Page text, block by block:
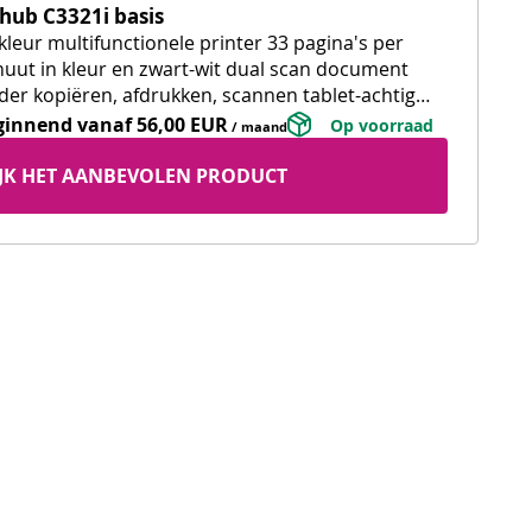
C3321i basis
multifunctionele printer 33 pagina's per
in kleur en zwart-wit dual scan document
kopiëren, afdrukken, scannen tablet-achtig
standaard WiFi
vanaf56,00 EUR / maand Op voorraad
HET AANBEVOLEN PRODUCT